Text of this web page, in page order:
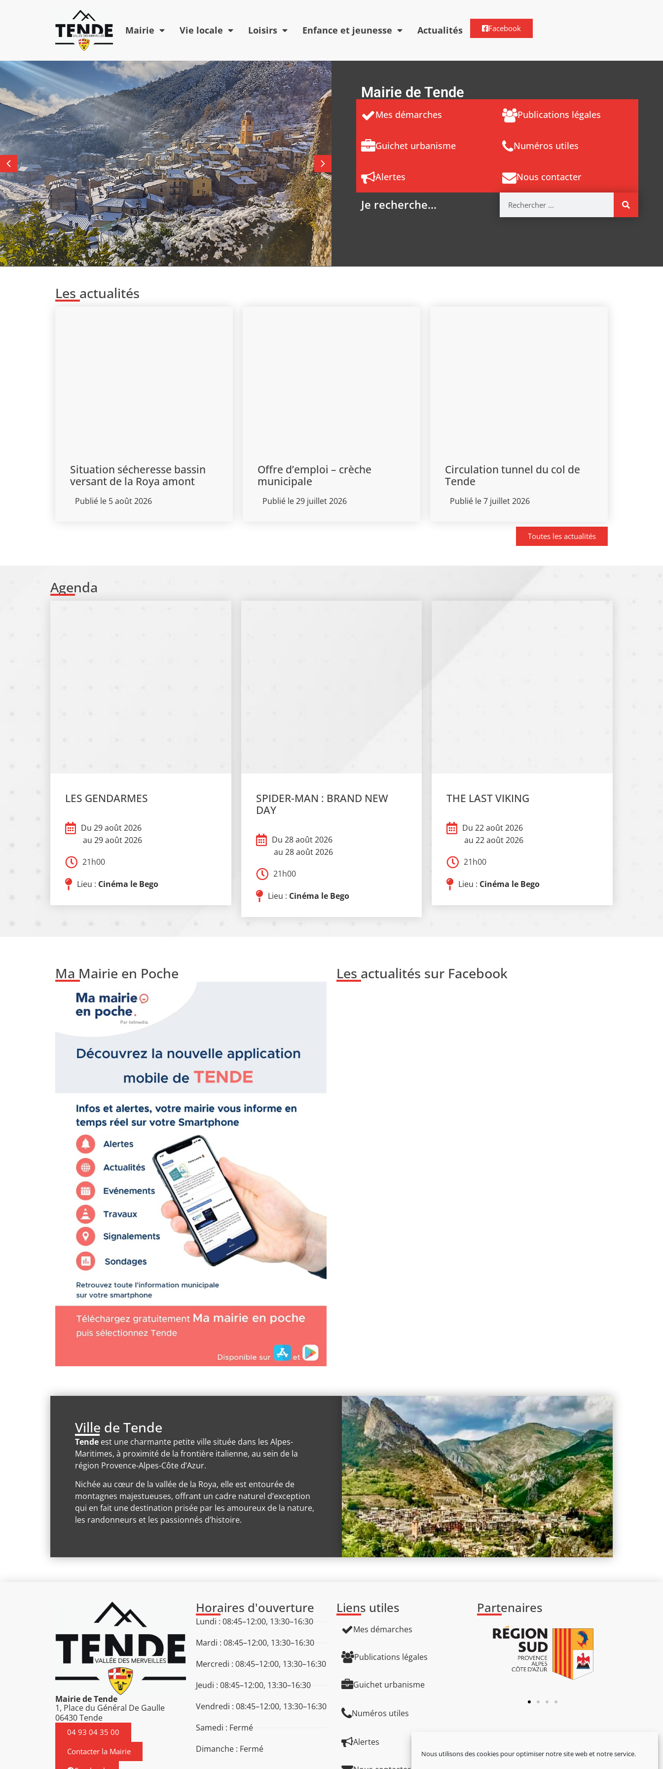
Nous utilisons des cookies pour optimiser notre site web et notre service.
Mairie Vie locale Loisirs Enfance et jeunesse Actualités Facebook
Mairie de Tende
Mes démarches Publications légales
Guichet urbanisme Numéros utiles
Alertes Nous contacter
Je recherche...
Les actualités
Toutes les actualités
Situation sécheresse bassin
versant de la Roya amont
Publié le 5 août 2026
Offre d’emploi – crèche
municipale
Publié le 29 juillet 2026
Circulation tunnel du col de
Tende
Publié le 7 juillet 2026
Agenda
LES GENDARMES
Du 29 août 2026
au 29 août 2026
21h00
Lieu : Cinéma le Bego
SPIDER-MAN : BRAND NEW
DAY
Du 28 août 2026
au 28 août 2026
21h00
Lieu : Cinéma le Bego
THE LAST VIKING
Du 22 août 2026
au 22 août 2026
21h00
Lieu : Cinéma le Bego
Ma Mairie en Poche Les actualités sur Facebook
Ville de Tende
Tende est une charmante petite ville située dans les Alpes-
Maritimes, à proximité de la frontière italienne, au sein de la
région Provence-Alpes-Côte d’Azur.
Nichée au cœur de la vallée de la Roya, elle est entourée de
montagnes majestueuses, offrant un cadre naturel d’exception
qui en fait une destination prisée par les amoureux de la nature,
les randonneurs et les passionnés d’histoire.
Mairie de Tende
1, Place du Général De Gaulle
06430 Tende
04 93 04 35 00
Contacter la Mairie
Horaires d'ouverture
Lundi : 08:45–12:00, 13:30–16:30
Mardi : 08:45–12:00, 13:30–16:30
Mercredi : 08:45–12:00, 13:30–16:30
Jeudi : 08:45–12:00, 13:30–16:30
Vendredi : 08:45–12:00, 13:30–16:30
Samedi : Fermé
Dimanche : Fermé
Liens utiles
Mes démarches
Publications légales
Guichet urbanisme
Numéros utiles
Alertes
Partenaires